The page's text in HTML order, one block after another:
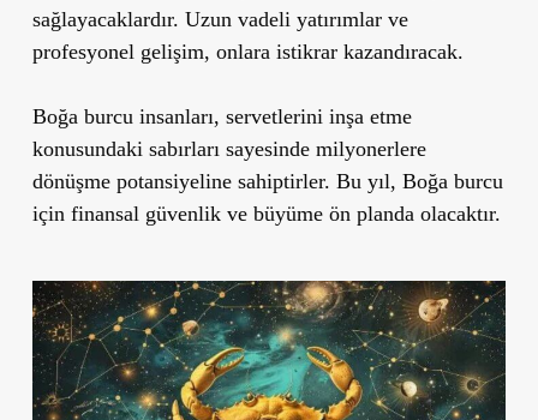
sağlayacaklardır. Uzun vadeli yatırımlar ve
profesyonel gelişim, onlara istikrar kazandıracak.
Boğa burcu insanları, servetlerini inşa etme
konusundaki sabırları sayesinde milyonerlere
dönüşme potansiyeline sahiptirler. Bu yıl, Boğa burcu
için finansal güvenlik ve büyüme ön planda olacaktır.